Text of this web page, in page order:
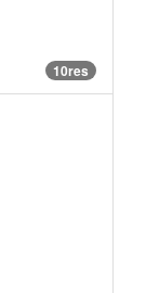
10res